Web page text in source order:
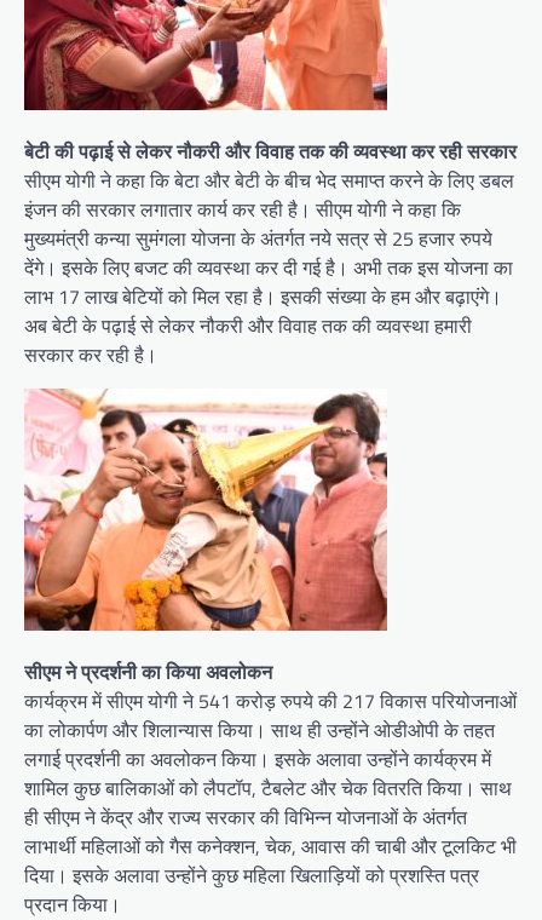
बेटी की पढ़ाई से लेकर नौकरी और विवाह तक की व्यवस्था कर रही सरकार
सीएम योगी ने कहा कि बेटा और बेटी के बीच भेद समाप्त करने के लिए डबल
इंजन की सरकार लगातार कार्य कर रही है। सीएम योगी ने कहा कि
मुख्यमंत्री कन्या सुमंगला योजना के अंतर्गत नये सत्र से 25 हजार रुपये
देंगे। इसके लिए बजट की व्यवस्था कर दी गई है। अभी तक इस योजना का
लाभ 17 लाख बेटियों को मिल रहा है। इसकी संख्या के हम और बढ़ाएंगे।
अब बेटी के पढ़ाई से लेकर नौकरी और विवाह तक की व्यवस्था हमारी
सरकार कर रही है।
सीएम ने प्रदर्शनी का किया अवलोकन
कार्यक्रम में सीएम योगी ने 541 करोड़ रुपये की 217 विकास परियोजनाओं
का लोकार्पण और शिलान्यास किया। साथ ही उन्होंने ओडीओपी के तहत
लगाई प्रदर्शनी का अवलोकन किया। इसके अलावा उन्होंने कार्यक्रम में
शामिल कुछ बालिकाओं को लैपटॉप, टैबलेट और चेक वितरति किया। साथ
ही सीएम ने केंद्र और राज्य सरकार की विभिन्न योजनाओं के अंतर्गत
लाभार्थी महिलाओं को गैस कनेक्शन, चेक, आवास की चाबी और टूलकिट भी
दिया। इसके अलावा उन्होंने कुछ महिला खिलाड़ियों को प्रशस्ति पत्र
प्रदान किया।